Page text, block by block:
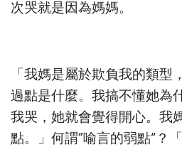
次哭就是因為媽媽。
「我媽是屬於欺負我的類型
過點是什麼。我搞不懂她為
我哭，她就會覺得開心。我
點。」何謂”喻言的弱點“？